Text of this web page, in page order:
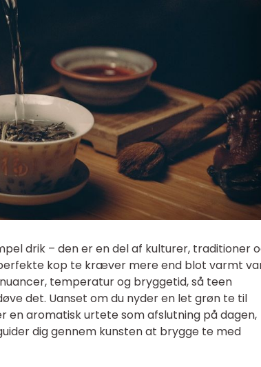
drik – den er en del af kulturer, traditioner
kop te kræver mere end blot varmt
temperatur og bryggetid, så teen
det. Uanset om du nyder en let grøn te til
en aromatisk urtete som afslutning på dagen,
dig gennem kunsten at brygge te med